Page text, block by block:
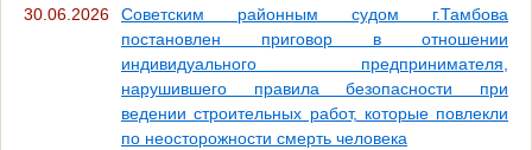
30.06.2026
Советским районным судом г.Тамбова
постановлен приговор в отношении
индивидуального предпринимателя,
нарушившего правила безопасности при
ведении строительных работ, которые повлекли
по неосторожности смерть человека